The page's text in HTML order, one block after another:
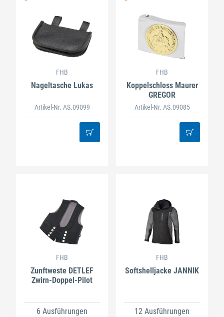
FHB
Nageltasche Lukas
Artikel-Nr. AS.09099
FHB
Koppelschloss Maurer
GREGOR
Artikel-Nr. AS.09085
FHB
Zunftweste DETLEF
Zwirn-Doppel-Pilot
6 Ausführungen
FHB
Softshelljacke JANNIK
12 Ausführungen